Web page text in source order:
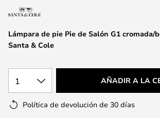
galería
de
imágenes
Lámpara de pie Pie de Salón G1 cromada/
Santa & Cole
1 AÑADIR A LA
Política de devolución de 30 días